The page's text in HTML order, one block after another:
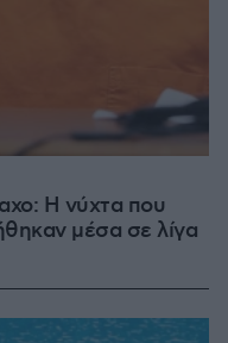
Η νύχτα που
μέσα σε λίγα